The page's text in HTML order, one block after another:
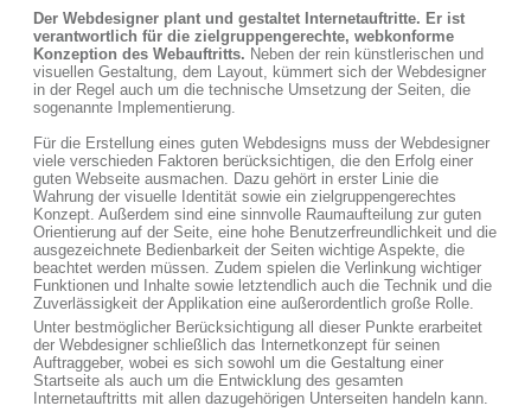
Der Webdesigner plant und gestaltet Internetauftritte. Er ist
verantwortlich für die zielgruppengerechte, webkonforme
Konzeption des Webauftritts. Neben der rein künstlerischen und
visuellen Gestaltung, dem Layout, kümmert sich der Webdesigner
in der Regel auch um die technische Umsetzung der Seiten, die
sogenannte Implementierung.
Für die Erstellung eines guten Webdesigns muss der Webdesigner
viele verschieden Faktoren berücksichtigen, die den Erfolg einer
guten Webseite ausmachen. Dazu gehört in erster Linie die
Wahrung der visuelle Identität sowie ein zielgruppengerechtes
Konzept. Außerdem sind eine sinnvolle Raumaufteilung zur guten
Orientierung auf der Seite, eine hohe Benutzerfreundlichkeit und die
ausgezeichnete Bedienbarkeit der Seiten wichtige Aspekte, die
beachtet werden müssen. Zudem spielen die Verlinkung wichtiger
Funktionen und Inhalte sowie letztendlich auch die Technik und die
Zuverlässigkeit der Applikation eine außerordentlich große Rolle.
Unter bestmöglicher Berücksichtigung all dieser Punkte erarbeitet
der Webdesigner schließlich das Internetkonzept für seinen
Auftraggeber, wobei es sich sowohl um die Gestaltung einer
Startseite als auch um die Entwicklung des gesamten
Internetauftritts mit allen dazugehörigen Unterseiten handeln kann.